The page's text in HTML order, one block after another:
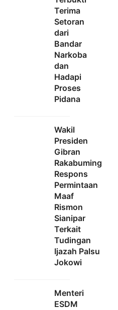
Terima
Setoran
dari
Bandar
Narkoba
dan
Hadapi
Proses
Pidana
Wakil
Presiden
Gibran
Rakabuming
Respons
Permintaan
Maaf
Rismon
Sianipar
Terkait
Tudingan
Ijazah Palsu
Jokowi
Menteri
ESDM